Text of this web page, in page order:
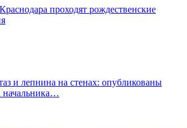
проходят рождественские
и лепнина на стенах: опубликованы
начальника…